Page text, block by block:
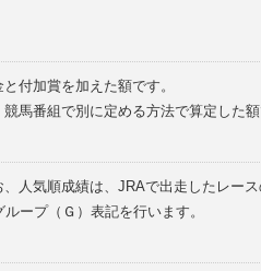
付加賞を加えた額です。
馬番組で別に定める方法で算定した額
人気順成績は、JRAで出走したレース
ープ（Ｇ）表記を行います。